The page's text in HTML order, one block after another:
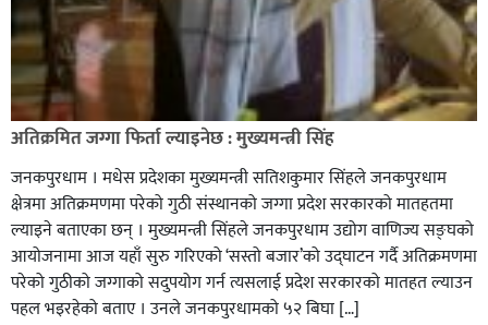
अतिक्रमित जग्गा फिर्ता ल्याइनेछ : मुख्यमन्त्री सिंह
जनकपुरधाम । मधेस प्रदेशका मुख्यमन्त्री सतिशकुमार सिंहले जनकपुरधाम
क्षेत्रमा अतिक्रमणमा परेको गुठी संस्थानको जग्गा प्रदेश सरकारको मातहतमा
ल्याइने बताएका छन् । मुख्यमन्त्री सिंहले जनकपुरधाम उद्योग वाणिज्य सङ्घको
आयोजनामा आज यहाँ सुरु गरिएको ‘सस्तो बजार’को उद्घाटन गर्दै अतिक्रमणमा
परेको गुठीको जग्गाको सदुपयोग गर्न त्यसलाई प्रदेश सरकारको मातहत ल्याउन
पहल भइरहेको बताए । उनले जनकपुरधामको ५२ बिघा […]